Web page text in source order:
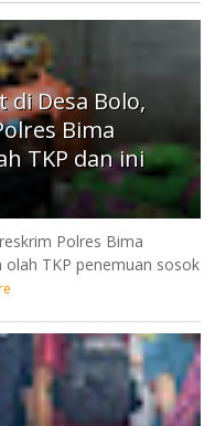
di Desa Bolo,
Bima
TKP dan ini
Polres Bima
TKP penemuan sosok